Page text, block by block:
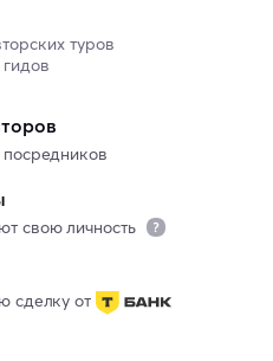
туров
свою личность
сделку от